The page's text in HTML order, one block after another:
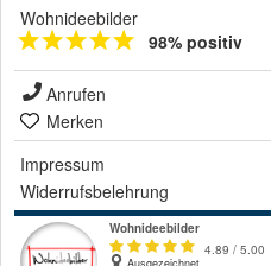
Wohnideebilder
98% positiv
Anrufen
Merken
Impressum
Widerrufsbelehrung